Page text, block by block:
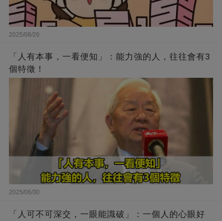
2025/08/26
「人有本事，一看便知」：能力強的人，往往會有3
個特徵！
2025/06/30
「人可不可深交，一眼能識破」：一個人的心眼好